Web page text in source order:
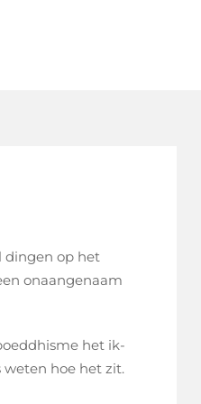
dingen op het
onaangenaam
het ik-
hoe het zit.